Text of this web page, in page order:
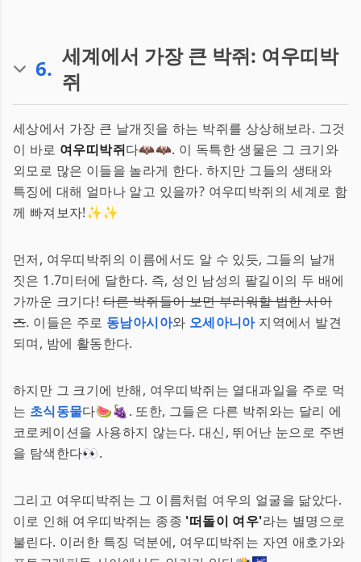
6. 세계에서 가장 큰 박쥐: 여우띠박
쥐
세상에서 가장 큰 날개짓을 하는 박쥐를 상상해보라. 그것
이 바로 여우띠박쥐다🦇🦇. 이 독특한 생물은 그 크기와
외모로 많은 이들을 놀라게 한다. 하지만 그들의 생태와
특징에 대해 얼마나 알고 있을까? 여우띠박쥐의 세계로 함
께 빠져보자!✨✨
먼저, 여우띠박쥐의 이름에서도 알 수 있듯, 그들의 날개
짓은 1.7미터에 달한다. 즉, 성인 남성의 팔길이의 두 배에
가까운 크기다!다른 박쥐들이 보면 부러워할 법한 사이
즈. 이들은 주로 동남아시아와 오세아니아지역에서 발견
되며, 밤에 활동한다.
하지만 그 크기에 반해, 여우띠박쥐는 열대과일을 주로 먹
는 초식동물다🍉🍇. 또한, 그들은 다른 박쥐와는 달리 에
코로케이션을 사용하지 않는다. 대신, 뛰어난 눈으로 주변
을 탐색한다👀.
그리고 여우띠박쥐는 그 이름처럼 여우의 얼굴을 닮았다.
이로 인해 여우띠박쥐는 종종 '떠돌이 여우'라는 별명으로
불린다. 이러한 특징 덕분에, 여우띠박쥐는 자연 애호가와